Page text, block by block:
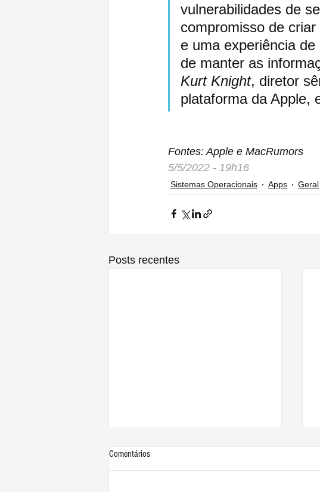
vulnerabilidades de
compromisso de
e uma experiência
de manter as
Kurt Knight, diretor
plataforma da Apple,
Fontes: Apple e MacRumors
5/5/2022 - 19h16
Sistemas Operacionais Apps Geral
Posts recentes
Comentários